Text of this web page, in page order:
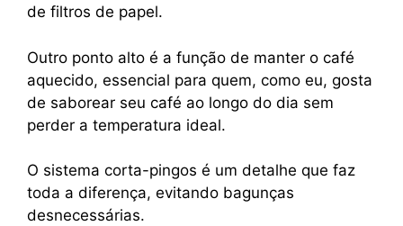
de filtros de papel.
Outro ponto alto é a função de manter o café
aquecido, essencial para quem, como eu, gosta
de saborear seu café ao longo do dia sem
perder a temperatura ideal.
O sistema corta-pingos é um detalhe que faz
toda a diferença, evitando bagunças
desnecessárias.